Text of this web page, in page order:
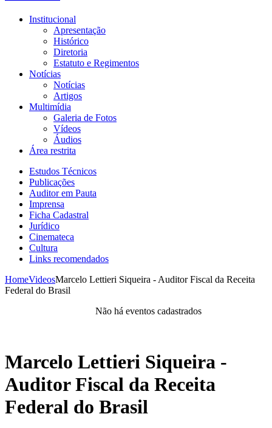
Institucional
Apresentação
Histórico
Diretoria
Estatuto e Regimentos
Notícias
Notícias
Artigos
Multimídia
Galeria de Fotos
Vídeos
Áudios
Área restrita
Estudos Técnicos
Publicações
Auditor em Pauta
Imprensa
Ficha Cadastral
Jurídico
Cinemateca
Cultura
Links recomendados
HomeVideosMarcelo Lettieri Siqueira - Auditor Fiscal da Receita
Federal do Brasil
Não há eventos cadastrados
Marcelo Lettieri Siqueira -
Auditor Fiscal da Receita
Federal do Brasil